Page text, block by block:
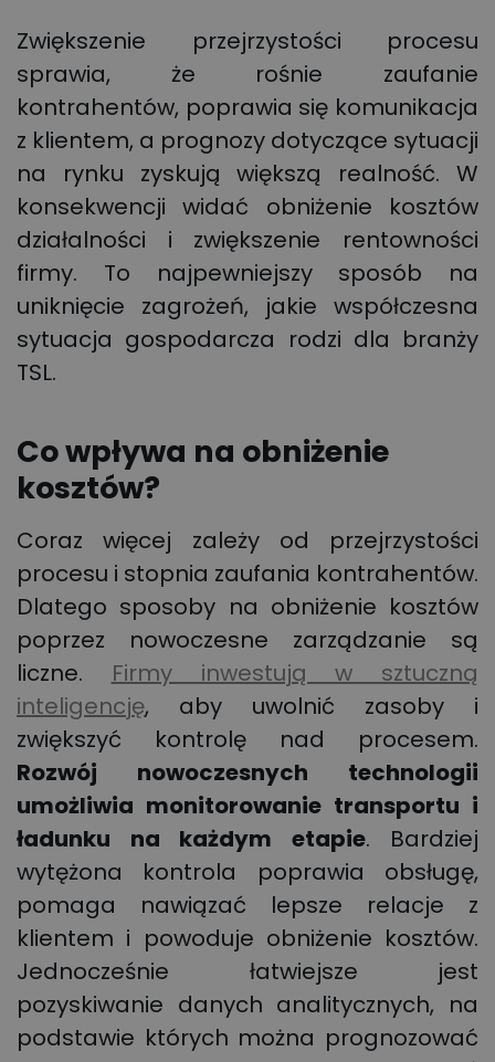
Zwiększenie przejrzystości procesu
sprawia, że rośnie zaufanie
kontrahentów, poprawia się komunikacja
z klientem, a prognozy dotyczące sytuacji
na rynku zyskują większą realność. W
konsekwencji widać obniżenie kosztów
działalności i zwiększenie rentowności
firmy. To najpewniejszy sposób na
uniknięcie zagrożeń, jakie współczesna
sytuacja gospodarcza rodzi dla branży
TSL.
Co wpływa na obniżenie
kosztów?
Coraz więcej zależy od przejrzystości
procesu i stopnia zaufania kontrahentów.
Dlatego sposoby na obniżenie kosztów
poprzez nowoczesne zarządzanie są
liczne. Firmy inwestują w sztuczną
inteligencję, aby uwolnić zasoby i
zwiększyć kontrolę nad procesem.
Rozwój nowoczesnych technologii
umożliwia monitorowanie transportu i
ładunku na każdym etapie. Bardziej
wytężona kontrola poprawia obsługę,
pomaga nawiązać lepsze relacje z
klientem i powoduje obniżenie kosztów.
Jednocześnie łatwiejsze jest
pozyskiwanie danych analitycznych, na
podstawie których można prognozować